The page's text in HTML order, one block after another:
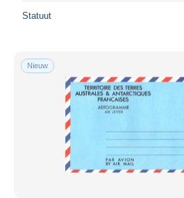
Statuut
Nieuw